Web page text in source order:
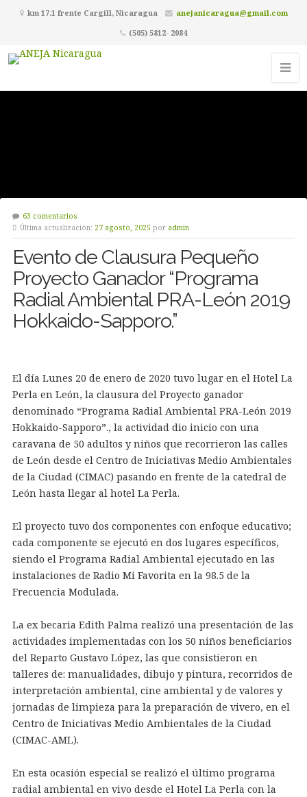
km 17.1 frente Cargill, Nicaragua
anejanicaragua@gmail.com
(505) 5812- 2084
63 comentarios
Última actualización: 27 agosto, 2025 por admin
Evento de Clausura Pequeño
Proyecto Ganador “Programa
Radial Ambiental PRA-León 2019
Hokkaido-Sapporo.”
El día Lunes 20 de enero de 2020 tuvo lugar en el Hotel La
Perla en León, la clausura del Proyecto ganador
denominado “Programa Radial Ambiental PRA-León 2019
Hokkaido-Sapporo”., la actividad dio inicio con una
caravana de 50 adultos y niños que recorrieron las calles
de León desde el Centro de Iniciativas Medio Ambientales
de la Ciudad (CIMAC) pasando en frente de la catedral de
León hasta llegar al hotel La Perla.
El proyecto tuvo dos componentes con enfoque educativo;
cada componente se ejecutó en dos lugares específicos,
siendo el Programa Radial Ambiental ejecutado en las
instalaciones de Radio Mi Favorita en la 98.5 de la
Frecuencia Modulada.
La ex becaria Edith Palma realizó una presentación de las
actividades implementadas con los 50 niños beneficiarios
del Reparto Gustavo López, las que consistieron en
talleres de: manualidades, dibujo y pintura, recorridos de
interpretación ambiental, cine ambiental y de valores y
jornadas de limpieza para la preparación de vivero, en el
Centro de Iniciativas Medio Ambientales de la Ciudad
(CIMAC-AML).
En esta ocasión especial se realizó el último programa
radial ambiental en vivo desde el Hotel La Perla con la